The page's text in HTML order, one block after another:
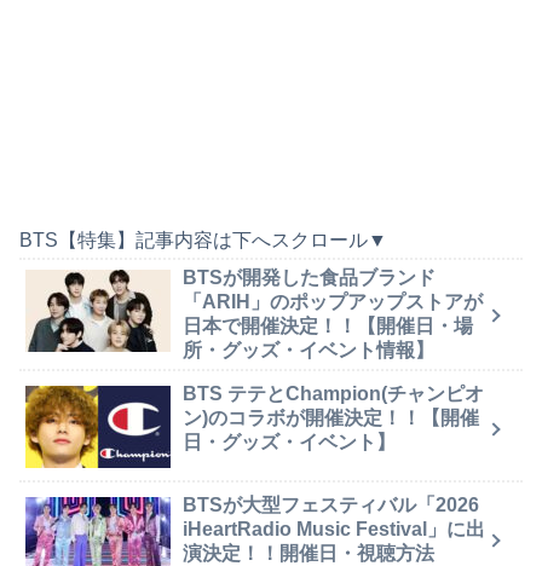
BTS【特集】記事内容は下へスクロール▼
BTSが開発した食品ブランド
「ARIH」のポップアップストアが
日本で開催決定！！【開催日・場
所・グッズ・イベント情報】
BTS テテとChampion(チャンピオ
ン)のコラボが開催決定！！【開催
日・グッズ・イベント】
BTSが大型フェスティバル「2026
iHeartRadio Music Festival」に出
演決定！！開催日・視聴方法